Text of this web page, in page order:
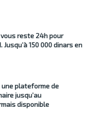
reste 24h pour
Jusqu’à 150 000 dinars en
une plateforme de
jusqu’au
disponible